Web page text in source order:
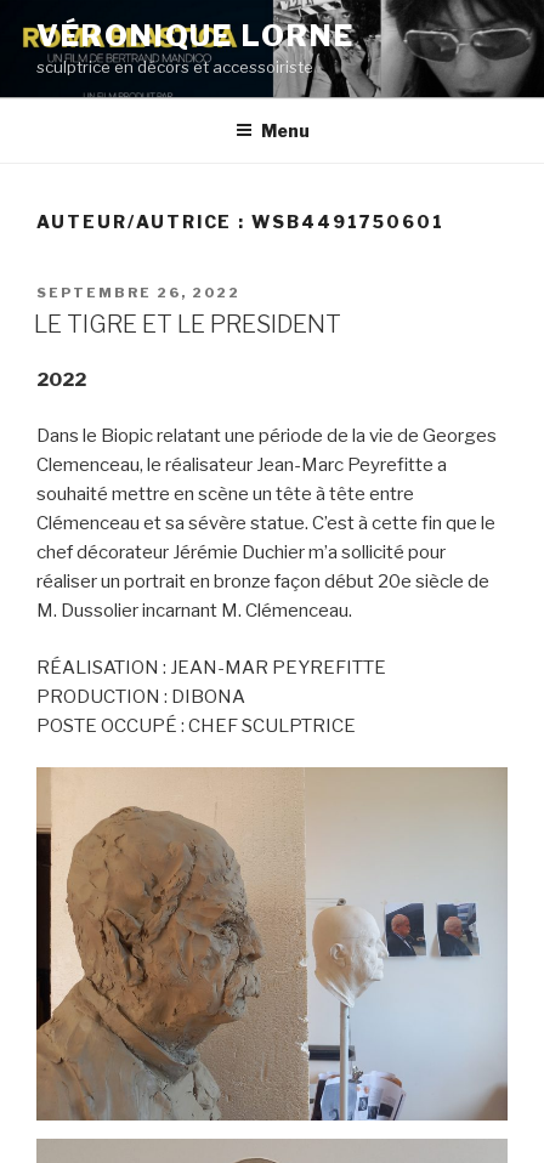
contenu
principal
VÉRONIQUE LORNE
sculptrice en décors et accessoiriste
Menu
AUTEUR/AUTRICE :WSB4491750601
PUBLIÉ
LE
SEPTEMBRE 26, 2022
LE TIGRE ET LE PRESIDENT
2022
Dans le Biopic relatant une période de la vie de Georges
Clemenceau, le réalisateur Jean-Marc Peyrefitte a
souhaité mettre en scène un tête à tête entre
Clémenceau et sa sévère statue. C’est à cette fin que le
chef décorateur Jérémie Duchier m’a sollicité pour
réaliser un portrait en bronze façon début 20e siècle de
M. Dussolier incarnant M. Clémenceau.
RÉALISATION : JEAN-MAR PEYREFITTE
PRODUCTION : DIBONA
POSTE OCCUPÉ : CHEF SCULPTRICE